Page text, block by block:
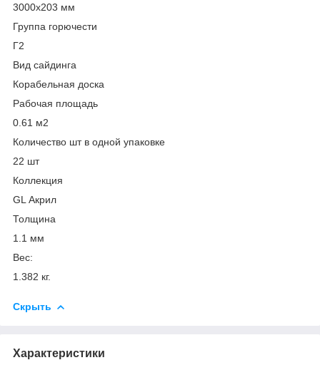
3000x203 мм
Группа горючести
Г2
Вид сайдинга
Корабельная доска
Рабочая площадь
0.61 м2
Количество шт в одной упаковке
22 шт
Коллекция
GL Акрил
Толщина
1.1 мм
Вес:
1.382 кг.
Скрыть
Характеристики